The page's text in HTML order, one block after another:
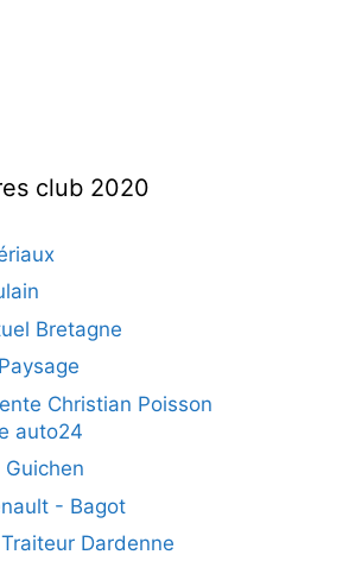
club 2020
Bretagne
Christian Poisson
auto24
Guichen
- Bagot
Dardenne